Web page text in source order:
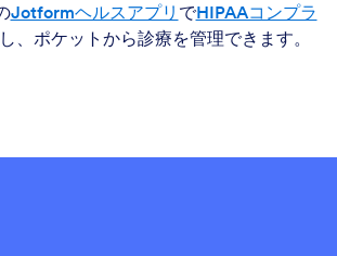
Jotformヘルスアプリ でHIPAAコンプラ
、ポケットから診療を管理できます。